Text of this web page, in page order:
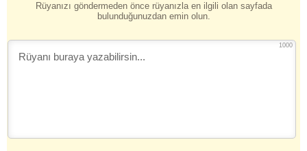
Rüyanızı göndermeden önce rüyanızla en ilgili olan sayfada
bulunduğunuzdan emin olun.
1000